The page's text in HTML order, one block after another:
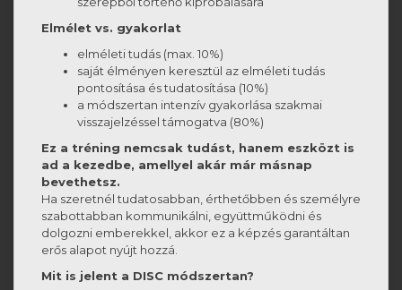
Elmélet vs. gyakorlat
elméleti tudás (max. 10%)
saját élményen keresztül az elméleti tudás
pontosítása és tudatosítása (10%)
a módszertan intenzív gyakorlása szakmai
visszajelzéssel támogatva (80%)
Ez a tréning nemcsak tudást, hanem eszközt is
ad a kezedbe, amellyel akár már másnap
bevethetsz.
Ha szeretnél tudatosabban, érthetőbben és személyre
szabottabban kommunikálni, együttműködni és
dolgozni emberekkel, akkor ez a képzés garantáltan
erős alapot nyújt hozzá.
Mit is jelent a DISC módszertan?